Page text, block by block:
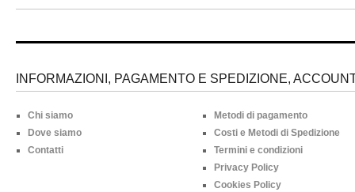
INFORMAZIONI, PAGAMENTO E SPEDIZIONE,
Chi siamo
Dove siamo
Contatti
Metodi di pagamento
Costi e Metodi di Spedizione
Termini e condizioni
Privacy Policy
Cookies Policy